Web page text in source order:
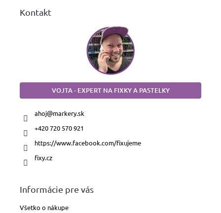
Kontakt
VOJTA - EXPERT NA FIXKY A PASTELKY
ahoj@markery.sk
+420 720 570 921
https://www.facebook.com/fixujeme
fixy.cz
Informácie pre vás
Všetko o nákupe